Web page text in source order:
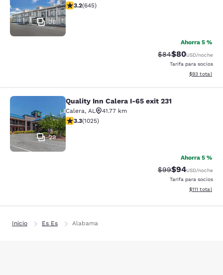
30
Calificación de 3.24 estrellas. Bueno. 645 reseñas
3.2(645)
Ahorra 5 %
Tarifa tachada:
$84Tarifa
$80USD/noche
Tarifa para socios
Ver detalles
$93 total
Quality Inn Calera I-65 exit 231
29
Quality Inn Calera I-65 exit 231
Calera, AL
41.77 km
Calificación de 3.28 estrellas. Bueno. 1025 reseñas
3.3(1025)
Ahorra 5 %
Tarifa tachada:
$99Tarifa
$94USD/noche
Tarifa para socios
Ver detalles
$111 total
Inicio Es Es Alabama